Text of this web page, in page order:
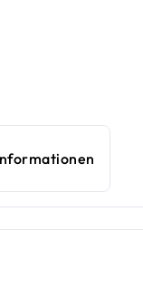
Switch mit 8